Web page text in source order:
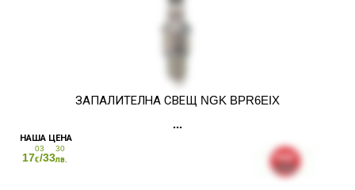
ЗАПАЛИТЕЛНА СВЕЩ NGK BPR6EIX
17
03
€/33
30
лв.